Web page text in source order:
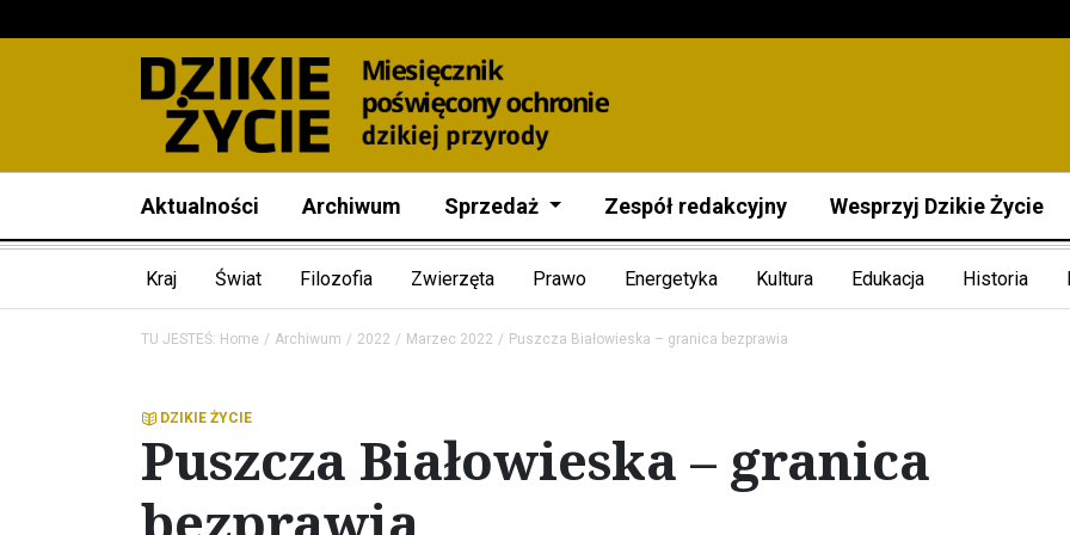
Aktualności Archiwum Sprzedaż Zespół redakcyjny Wesprzyj Dzikie Życie
Kraj Świat Filozofia Zwierzęta Prawo Energetyka Kultura Edukacja Historia
TU JESTEŚ: Home Archiwum 2022 Marzec 2022 Puszcza Białowieska – granica bezprawia
DZIKIE ŻYCIE
Puszcza Białowieska – granica